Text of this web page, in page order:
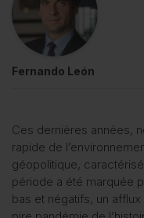
Fernando León
Ces dernières années,
rapide de
géopolitique,
période a été marquée
bas et négatifs, un